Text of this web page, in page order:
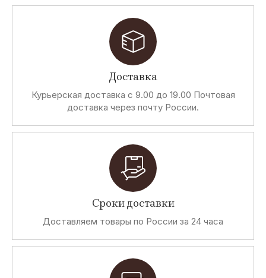
Доставка
Курьерская доставка с 9.00 до 19.00 Почтовая
доставка через почту России.
Сроки доставки
Доставляем товары по России за 24 часа